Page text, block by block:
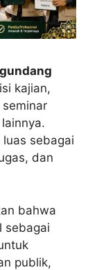
kajian,
sebagai
dan
bahwa
sebagai
publik,